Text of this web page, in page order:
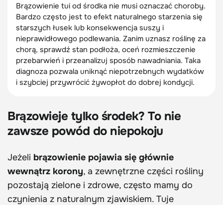
Brązowienie tui od środka nie musi oznaczać choroby.
Bardzo często jest to efekt naturalnego starzenia się
starszych łusek lub konsekwencja suszy i
nieprawidłowego podlewania. Zanim uznasz roślinę za
chorą, sprawdź stan podłoża, oceń rozmieszczenie
przebarwień i przeanalizuj sposób nawadniania. Taka
diagnoza pozwala uniknąć niepotrzebnych wydatków
i szybciej przywrócić żywopłot do dobrej kondycji.
Brązowieje tylko środek? To nie
zawsze powód do niepokoju
Jeżeli brązowienie pojawia się głównie
wewnątrz korony, a zewnętrzne części rośliny
pozostają zielone i zdrowe, często mamy do
czynienia z naturalnym zjawiskiem. Tuje